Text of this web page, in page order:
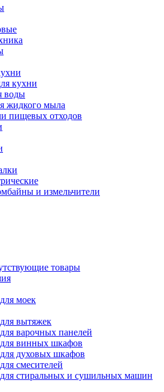
кухни
воды
жидкого мыла
пищевых отходов
и измельчители
товары
моек
вытяжек
варочных панелей
винных шкафов
духовых шкафов
смесителей
стиральных и сушильных машин